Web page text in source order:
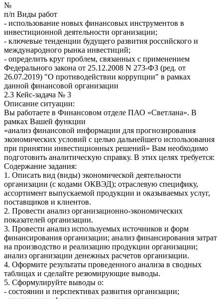
№
п/п Виды работ
- использование новых финансовых инструментов в
инвестиционной деятельности организации;
- ключевые тенденции будущего развития российского и
международного рынка инвестиций;
- определить круг проблем, связанных с применением
Федерального закона от 25.12.2008 N 273-ФЗ (ред. от
26.07.2019) "О противодействии коррупции" в рамках
данной финансовой организации
2.3 Кейс-задача № 3
Описание ситуации:
Вы работаете в Финансовом отделе ПАО «Светлана». В
рамках Вашей функции
«анализ финансовой информации для прогнозирования
экономических условий с целью дальнейшего использования
при принятии инвестиционных решений» Вам необходимо
подготовить аналитическую справку. В этих целях требуется:
Содержание задания:
1. Описать вид (виды) экономической деятельности
организации (с кодами ОКВЭД); отраслевую специфику,
ассортимент выпускаемой продукции и оказываемых услуг,
поставщиков и клиентов.
2. Провести анализ организационно-экономических
показателей организации.
3. Провести анализ используемых источников и форм
финансирования организации; анализ финансирования затрат
на производство и реализацию продукции организации;
анализ организации денежных расчетов организации.
4. Оформите результаты проведенного анализа в сводных
таблицах и сделайте резюмирующие выводы.
5. Сформулируйте выводы о:
- состоянии и перспективах развития организации;